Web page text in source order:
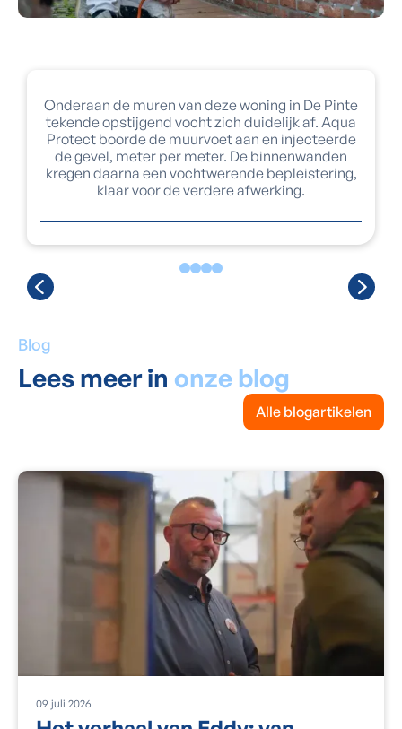
Onderaan de muren van deze woning in De Pinte
tekende opstijgend vocht zich duidelijk af. Aqua
Protect boorde de muurvoet aan en injecteerde
de gevel, meter per meter. De binnenwanden
kregen daarna een vochtwerende bepleistering,
klaar voor de verdere afwerking.
Blog
Lees meer in onze blog
Alle blogartikelen
09 juli 2026